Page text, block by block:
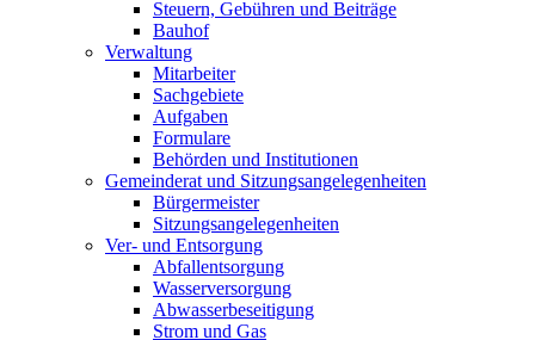
Steuern, Gebühren und Beiträge
Bauhof
Verwaltung
Mitarbeiter
Sachgebiete
Aufgaben
Formulare
Behörden und Institutionen
Gemeinderat und Sitzungsangelegenheiten
Bürgermeister
Sitzungsangelegenheiten
Ver- und Entsorgung
Abfallentsorgung
Wasserversorgung
Abwasserbeseitigung
Strom und Gas